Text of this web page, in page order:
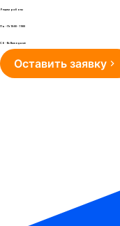
Режим работы
Пн - Пт 10:00 - 19:00
Сб - Вс Выходные
Оставить заявку